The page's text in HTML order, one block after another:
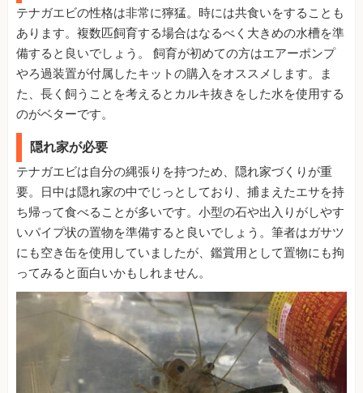
テナガエビの性格は非常に獰猛。時には共食いをすることも
あります。複数匹飼育する場合はなるべく大きめの水槽を準
備すると良いでしょう。 飼育が初めての方はエアーポンプ
やろ過装置が付属したキットの購入をオススメします。ま
た、長く飼うことを考えるとカルキ抜きをした水を使用する
のがベターです。
隠れ家が必要
テナガエビは自分の縄張りを持つため、隠れ家づくりが重
要。日中は隠れ家の中でじっとしており、捕まえたエサを持
ち帰って食べることが多いです。小型の石や出入りがしやす
いパイプ状の置物を準備すると良いでしょう。筆者はガサツ
にも空き缶を使用していましたが、鑑賞用として置物にも拘
ってみると面白いかもしれません。